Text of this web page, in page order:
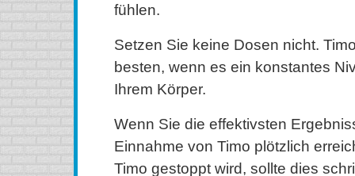
fühlen.
Setzen Sie keine Dosen nicht.
besten, wenn es ein konstantes
Ihrem Körper.
Wenn Sie die effektivsten
Einnahme von Timo plötzlich
Timo gestoppt wird, sollte dies